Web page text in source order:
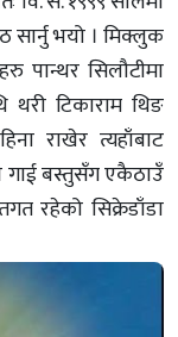
सार्नु भयो । मिक्लुक
पान्थर सिलौटीमा
थरी टिकाराम थिङ
राखेर त्यहाँबाट
गाई बस्तुसँग एकैठाउँ
रहेको सिक्रेडाँडा